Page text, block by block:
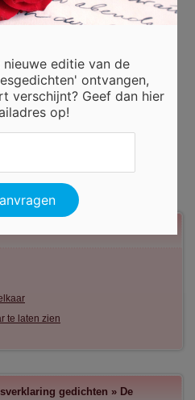
te laten zien
gedichten » De
nieuwe editie van de
ontvangen,
verschijnt? Geef dan hier
op!